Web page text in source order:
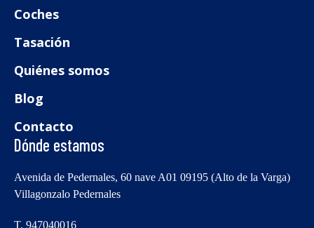
Coches
Tasación
Quiénes somos
Blog
Contacto
Dónde estamos
Avenida de Pedernales, 60 nave A01 09195 (Alto de la Varga)
Villagonzalo Pedernales
T. 947040016